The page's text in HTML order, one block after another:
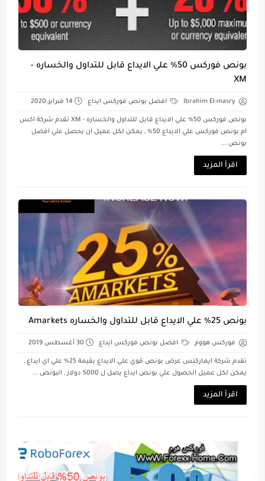
بونص فوركس 50% علي الايداع قابل للتداول والخساره -
XM
Ibrahim El-masry افضل بونص فوركس ايداع 14 فبراير 2020
بونص فوركس 50% علي الايداع قابل للتداول والخساره - XM تقدم شركة اكس
ام بونص فوركس علي الايداع 50% , يمكن لكل عميل ان يحصل علي افضل
بونص ...
اقرأ المزيد
بونص 25% علي الايداع قابل للتداول والخساره Amarkets
فوركس هووم افضل بونص فوركس ايداع 30 أغسطس 2019
تقدم شركة ايماركتس عرض بونص قوي علي الايداع بقيمة 25% علي اي ايداع ,
يمكن لكل عميل الحصول علي بونص ايداع يصل ل 5000 دولار , البونص ...
اقرأ المزيد